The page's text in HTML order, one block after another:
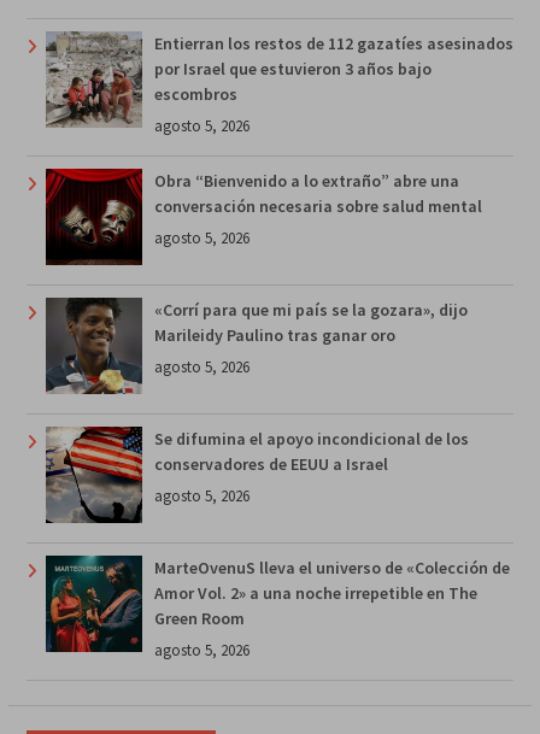
Entierran los restos de 112 gazatíes asesinados
por Israel que estuvieron 3 años bajo
escombros
agosto 5, 2026
Obra “Bienvenido a lo extraño” abre una
conversación necesaria sobre salud mental
agosto 5, 2026
«Corrí para que mi país se la gozara», dijo
Marileidy Paulino tras ganar oro
agosto 5, 2026
Se difumina el apoyo incondicional de los
conservadores de EEUU a Israel
agosto 5, 2026
MarteOvenuS lleva el universo de «Colección de
Amor Vol. 2» a una noche irrepetible en The
Green Room
agosto 5, 2026